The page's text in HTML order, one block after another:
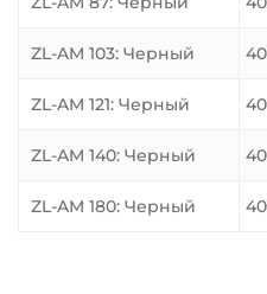
ZL-AM 103: Черный
ZL-AM 121: Черный
ZL-AM 140: Черный
ZL-AM 180: Черный